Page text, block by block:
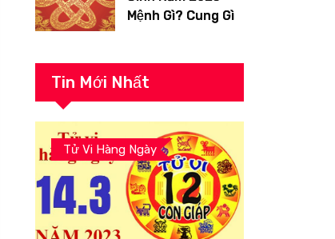
Mệnh Gì? Cung Gì,
Tin Mới Nhất
Tử Vi Hàng Ngày